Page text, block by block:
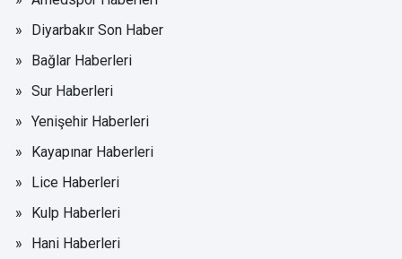
Diyarbakır Son Haber
Bağlar Haberleri
Sur Haberleri
Yenişehir Haberleri
Kayapınar Haberleri
Lice Haberleri
Kulp Haberleri
Hani Haberleri